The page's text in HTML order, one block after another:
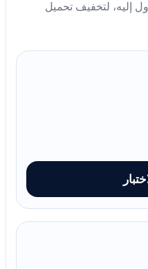
إليه، لتخفيف تحميل